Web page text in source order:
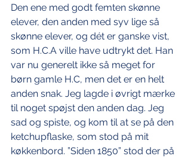
Den ene med godt femten skønne
elever, den anden med syv lige så
skønne elever, og dét er ganske vist,
som H.C.A ville have udtrykt det. Han
var nu generelt ikke så meget for
børn gamle H.C, men det er en helt
anden snak. Jeg lagde i øvrigt mærke
til noget spøjst den anden dag. Jeg
sad og spiste, og kom til at se på den
ketchupflaske, som stod på mit
køkkenbord. ”Siden 1850” stod der på